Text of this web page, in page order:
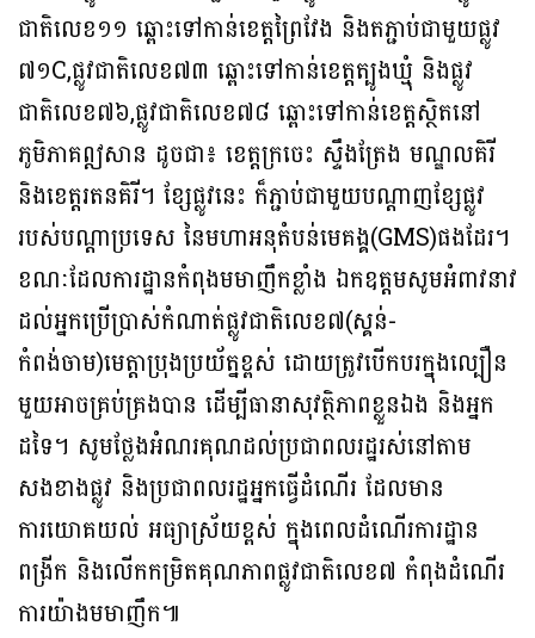
ជាតិលេខ១១ ឆ្ពោះទៅកាន់ខេត្តព្រៃវែង និងតភ្ជាប់ជាមួយផ្លូវ
៧១C,ផ្លូវជាតិលេខ៧៣ ឆ្ពោះទៅកាន់ខេត្តត្បូងឃ្មុំ និងផ្លូវ
ជាតិលេខ៧៦,ផ្លូវជាតិលេខ៧៨ ឆ្ពោះទៅកាន់ខេត្តស្ថិតនៅ
ភូមិភាគឦសាន ដូចជា៖ ខេត្តក្រចេះ ស្ទឹងត្រែង មណ្ឌលគិរី
និងខេត្តរតនគិរី។ ខ្សែផ្លូវនេះ ក៏ភ្ជាប់ជាមួយបណ្តាញខ្សែផ្លូវ
របស់បណ្តាប្រទេស នៃមហាអនុតំបន់មេគង្គ(GMS)ផងដែរ។
ខណៈដែលការដ្ឋានកំពុងមមាញឹកខ្លាំង ឯកឧត្តមសូមអំពាវនាវ
ដល់អ្នកប្រើប្រាស់កំណាត់ផ្លូវជាតិលេខ៧(ស្គន់-
កំពង់ចាម)មេត្តាប្រុងប្រយ័ត្នខ្ពស់ ដោយត្រូវបើកបរក្នុងល្បឿន
មួយអាចគ្រប់គ្រងបាន ដើម្បីធានាសុវត្ថិភាពខ្លួនឯង និងអ្នក
ដទៃ។ សូមថ្លែងអំណរគុណដល់ប្រជាពលរដ្ឋរស់នៅតាម
សងខាងផ្លូវ និងប្រជាពលរដ្ឋអ្នកធ្វើដំណើរ ដែលមាន
ការយោគយល់ អធ្យាស្រ័យខ្ពស់ ក្នុងពេលដំណើរការដ្ឋាន
ពង្រីក និងលើកកម្រិតគុណភាពផ្លូវជាតិលេខ៧ កំពុងដំណើរ
ការយ៉ាងមមាញឹក៕